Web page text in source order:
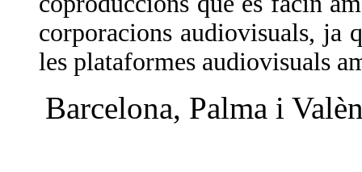
corporacions audiovisuals, ja
les plataformes audiovisuals
Barcelona, Palma i